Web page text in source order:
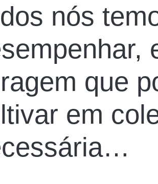
nós
que
em